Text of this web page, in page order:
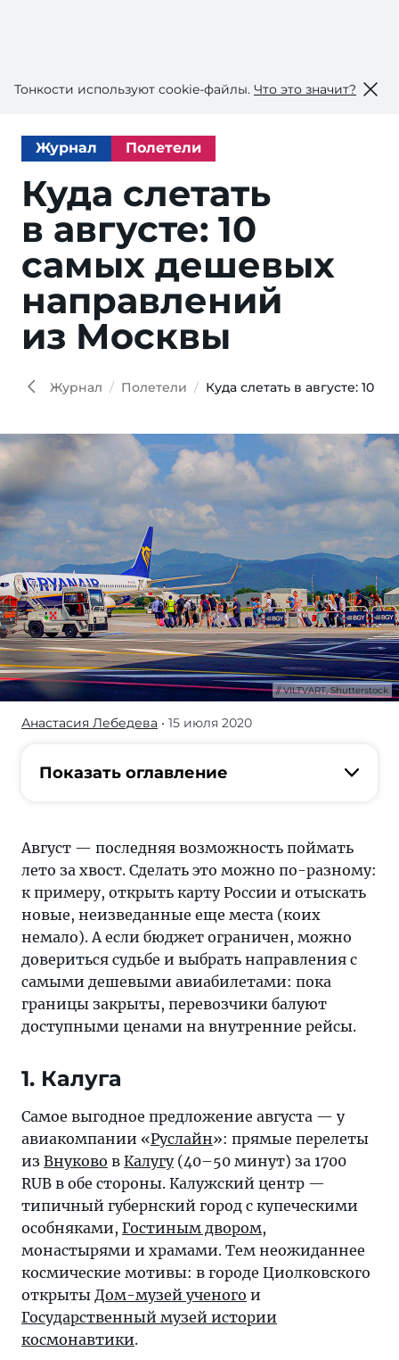
Тонкости используют сookie-файлы. Что это значит?
Журнал Полетели
Куда слетать
в августе: 10
самых дешевых
направлений
из Москвы
Журнал Полетели Куда слетать в августе: 10
VILTVART, Shutterstock
Август —
возможность
хвост.
это
можно
разному:
примеру,
открыть
России
отыскать
новые,
неизведанные
еще
места
(коих
немало).
А
если
бюджет
ограничен,
Анастасия Лебедева • 15 июля 2020
Показать оглавление
Август — последняя возможность поймать
лето за хвост. Сделать это можно по-разному:
к примеру, открыть карту России и отыскать
новые, неизведанные еще места (коих
немало). А если бюджет ограничен, можно
довериться судьбе и выбрать направления с
самыми дешевыми авиабилетами: пока
границы закрыты, перевозчики балуют
доступными ценами на внутренние рейсы.
1. Калуга
Самое выгодное предложение августа — у
авиакомпании «Руслайн»: прямые перелеты
из Внуково в Калугу(40–50 минут) за 1700
RUB в обе стороны. Калужский центр —
типичный губернский город с купеческими
особняками, Гостиным двором,
монастырями и храмами. Тем неожиданнее
космические мотивы: в городе Циолковского
открыты Дом-музей ученого и
Государственный музей истории
космонавтики.